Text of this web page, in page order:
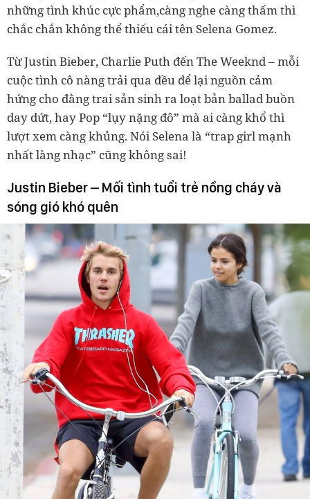
những tình khúc cực phẩm,càng nghe càng thấm thì
chắc chắn không thể thiếu cái tên Selena Gomez.
Từ Justin Bieber, Charlie Puth đến The Weeknd – mỗi
cuộc tình cô nàng trải qua đều để lại nguồn cảm
hứng cho đằng trai sản sinh ra loạt bản ballad buồn
day dứt, hay Pop “lụy nặng đô” mà ai càng khổ thì
lượt xem càng khủng. Nói Selena là “trap girl mạnh
nhất làng nhạc” cũng không sai!
Justin Bieber – Mối tình tuổi trẻ nồng cháy và
sóng gió khó quên